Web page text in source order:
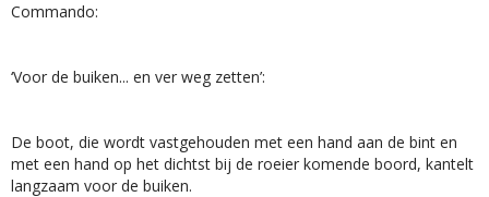
Commando:
‘Voor de buiken... en ver weg zetten’:
De boot, die wordt vastgehouden met een hand aan de bint en
met een hand op het dichtst bij de roeier komende boord, kantelt
langzaam voor de buiken.